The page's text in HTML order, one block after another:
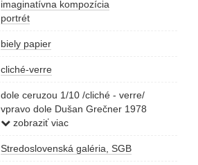
imaginatívna kompozícia
portrét
biely papier
cliché-verre
dole ceruzou 1/10 /cliché - verre/
vpravo dole Dušan Grečner 1978
v strede dole Krotká a nežná -
zobraziť viac
Stredoslovenská galéria, SGB